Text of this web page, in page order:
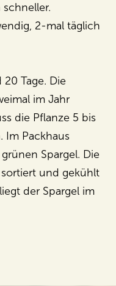
2-mal täglich
Tage. Die
im Jahr
die Pflanze 5 bis
Im Packhaus
Spargel. Die
und gekühlt
der Spargel im